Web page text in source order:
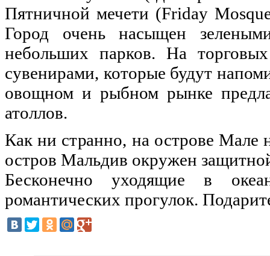
Пятничной мечети (Friday
Город очень насыщен
небольших парков. На
сувенирами, которые будут
овощном и рыбном рынке
атоллов.
Как ни странно, на острове Мале
остров Мальдив окружен
Бесконечно уходящие в
романтических прогулок.